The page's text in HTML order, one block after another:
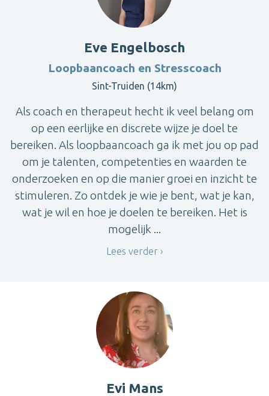
Eve Engelbosch
Loopbaancoach en Stresscoach
Sint-Truiden (14km)
Als coach en therapeut hecht ik veel belang om
op een eerlijke en discrete wijze je doel te
bereiken. Als loopbaancoach ga ik met jou op pad
om je talenten, competenties en waarden te
onderzoeken en op die manier groei en inzicht te
stimuleren. Zo ontdek je wie je bent, wat je kan,
wat je wil en hoe je doelen te bereiken. Het is
mogelijk ...
Lees verder
Evi Mans